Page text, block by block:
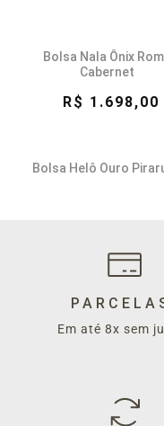
Bolsa Nala Ônix
Cabernet
R$ 1.698,00
Bolsa Helô Ouro
Bolsa Mini Atina Ônix
Pirarucu Coffe
R$ 3.398,00
Em até 8x sem